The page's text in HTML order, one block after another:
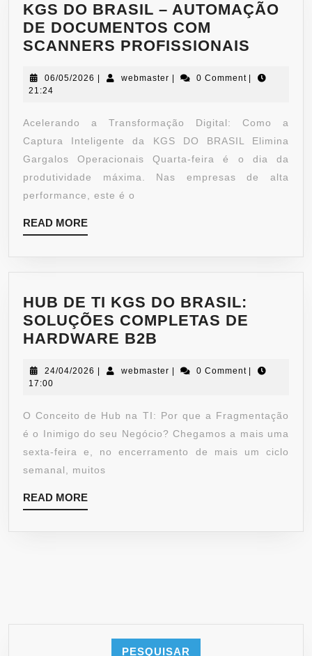
KGS DO BRASIL – AUTOMAÇÃO
DE DOCUMENTOS COM
SCANNERS PROFISSIONAIS
06/05/2026 webmaster 0 Comment
21:24
Acelerando a Transformação Digital: Como a
Captura Inteligente da KGS DO BRASIL Elimina
Gargalos Operacionais Quarta-feira é o dia da
produtividade máxima. Nas empresas de alta
performance, este é o
READ MORE
HUB DE TI KGS DO BRASIL:
SOLUÇÕES COMPLETAS DE
HARDWARE B2B
24/04/2026 webmaster 0 Comment
17:00
O Conceito de Hub na TI: Por que a Fragmentação
é o Inimigo do seu Negócio? Chegamos a mais uma
sexta-feira e, no encerramento de mais um ciclo
semanal, muitos
READ MORE
PESQUISAR